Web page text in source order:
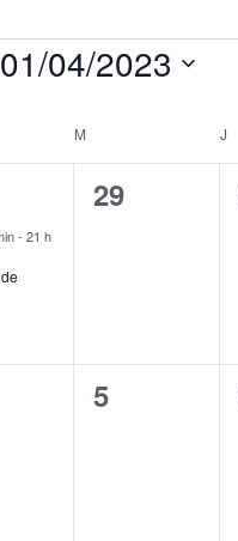
01/04/2023
M J
-21 h
0
29
0
5